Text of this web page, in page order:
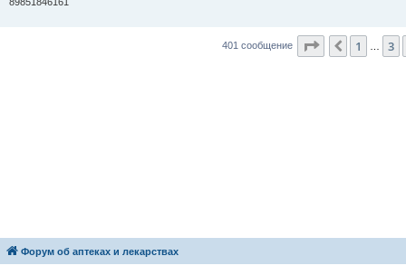
401 сообщение Страница
Пред.
1 3
Форум об аптеках и лекарствах